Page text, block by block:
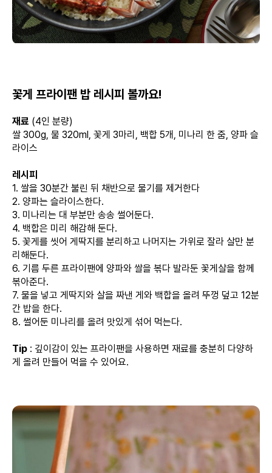
꽃게 프라이팬 밥 레시피 볼까요!
재료 (4인 분량)
쌀 300g, 물 320ml, 꽃게 3마리, 백합 5개, 미나리 한 줌, 양파 슬
라이스
레시피
1. 쌀을 30분간 불린 뒤 채반으로 물기를 제거한다
2. 양파는 슬라이스한다.
3. 미나리는 대 부분만 송송 썰어둔다.
4. 백합은 미리 해감해 둔다.
5. 꽃게를 씻어 게딱지를 분리하고 나머지는 가위로 잘라 살만 분
리해둔다.
6. 기름 두른 프라이팬에 양파와 쌀을 볶다 발라둔 꽃게살을 함께
볶아준다.
7. 물을 넣고 게딱지와 살을 짜낸 게와 백합을 올려 뚜껑 덮고 12분
간 밥을 한다.
8. 썰어둔 미나리를 올려 맛있게 섞어 먹는다.
Tip : 깊이감이 있는 프라이팬을 사용하면 재료를 충분히 다양하
게 올려 만들어 먹을 수 있어요.